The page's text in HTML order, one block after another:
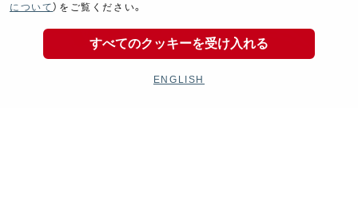
について ）をご覧ください。
すべてのクッキーを受け入れる
ENGLISH